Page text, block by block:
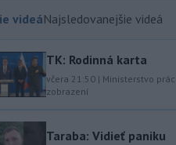
videáNajsledovanejšie videá
TK: Rodinná karta
včera 21:50 | Ministerstvo
zobrazení
Taraba: Vidieť paniku